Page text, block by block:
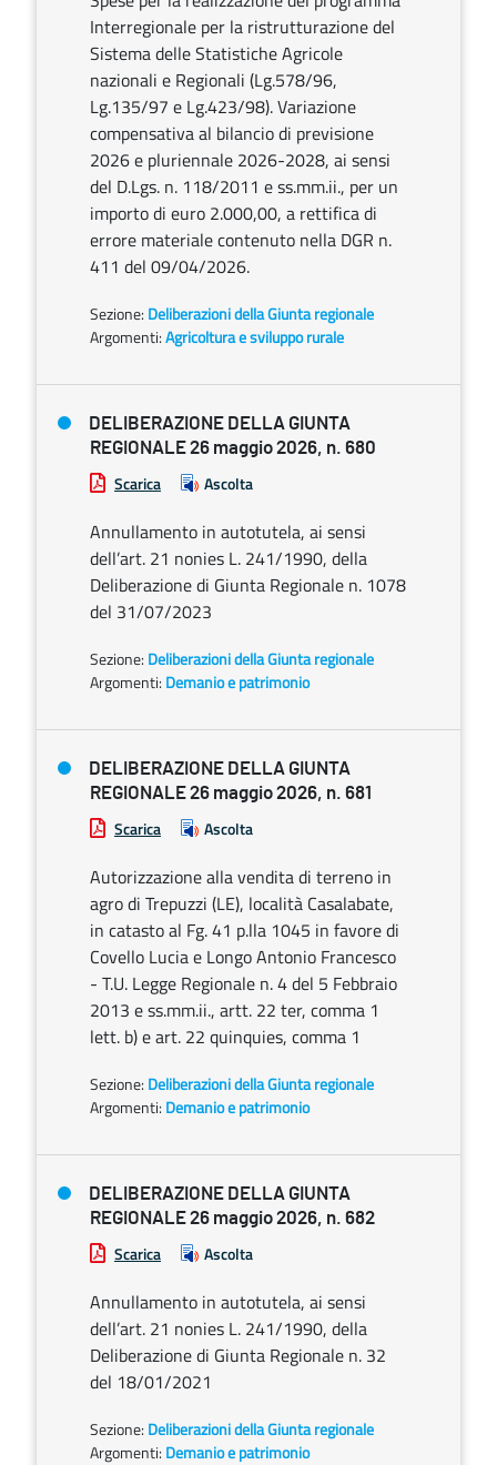
Interregionale per la ristrutturazione del
Sistema delle Statistiche Agricole
nazionali e Regionali (Lg.578/96,
Lg.135/97 e Lg.423/98). Variazione
compensativa al bilancio di previsione
2026 e pluriennale 2026-2028, ai sensi
del D.Lgs. n. 118/2011 e ss.mm.ii., per un
importo di euro 2.000,00, a rettifica di
errore materiale contenuto nella DGR n.
411 del 09/04/2026.
Sezione: Deliberazioni della Giunta regionale
Argomenti:Agricoltura e sviluppo rurale
DELIBERAZIONE DELLA GIUNTA
REGIONALE 26 maggio 2026, n. 680
Scarica Ascolta
Annullamento in autotutela, ai sensi
dell’art. 21 nonies L. 241/1990, della
Deliberazione di Giunta Regionale n. 1078
del 31/07/2023
Sezione: Deliberazioni della Giunta regionale
Argomenti: Demanio e patrimonio
DELIBERAZIONE DELLA GIUNTA
REGIONALE 26 maggio 2026, n. 681
Scarica Ascolta
Autorizzazione alla vendita di terreno in
agro di Trepuzzi (LE), località Casalabate,
in catasto al Fg. 41 p.lla 1045 in favore di
Covello Lucia e Longo Antonio Francesco
- T.U. Legge Regionale n. 4 del 5 Febbraio
2013 e ss.mm.ii., artt. 22 ter, comma 1
lett. b) e art. 22 quinquies, comma 1
Sezione: Deliberazioni della Giunta regionale
Argomenti: Demanio e patrimonio
DELIBERAZIONE DELLA GIUNTA
REGIONALE 26 maggio 2026, n. 682
Scarica Ascolta
Annullamento in autotutela, ai sensi
dell’art. 21 nonies L. 241/1990, della
Deliberazione di Giunta Regionale n. 32
del 18/01/2021
Sezione: Deliberazioni della Giunta regionale
Argomenti: Demanio e patrimonio